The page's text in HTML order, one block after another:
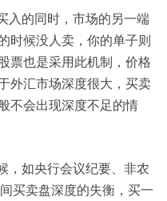
入的同时，市场的另一端
时候没人卖，你的单子则
票也是采用此机制，价格
外汇市场深度很大，买卖
不会出现深度不足的情
，如央行会议纪要、非农
买卖盘深度的失衡，买一